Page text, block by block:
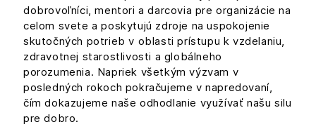
dobrovoľníci, mentori a darcovia pre organizácie na
celom svete a poskytujú zdroje na uspokojenie
skutočných potrieb v oblasti prístupu k vzdelaniu,
zdravotnej starostlivosti a globálneho
porozumenia. Napriek všetkým výzvam v
posledných rokoch pokračujeme v napredovaní,
čím dokazujeme naše odhodlanie využívať našu silu
pre dobro.